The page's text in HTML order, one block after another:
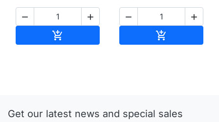
 

 

Get our latest news and special sales